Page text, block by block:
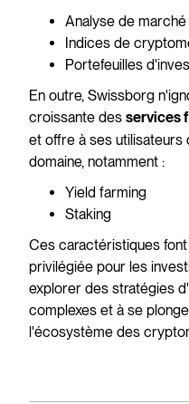
Analyse de marché
Indices de
Portefeuilles
En outre, Swissborg
croissante des services
et offre à ses
domaine, notamment :
Yield farming
Staking
Ces caractéristiques
privilégiée pour les
explorer des stratégies
complexes et à se
l'écosystème des